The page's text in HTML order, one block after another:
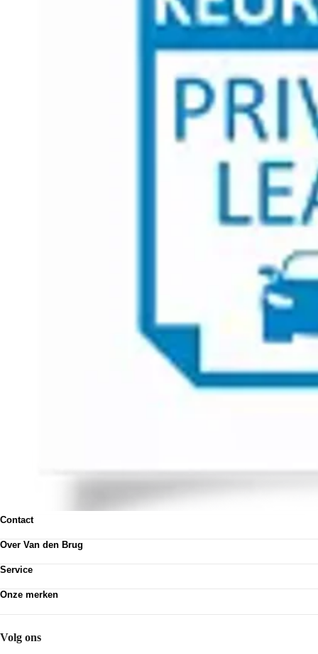
Contact
Vestigingen
Van den Brug account
Over Van den Brug
Over Van den Brug
Partnerships
Service
Pechhulp
Onze merken
SEAT
Volg ons